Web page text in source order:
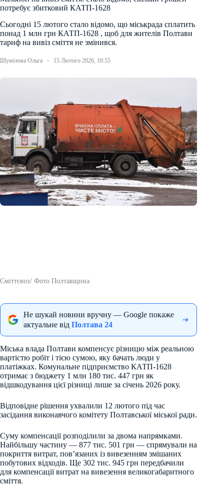
потребує збитковий КАТП-1628
Сьогодні 15 лютого стало відомо, що міськрада сплатить
понад 1 млн грн КАТП-1628 , щоб для жителів Полтави
тариф на вивіз сміття не змінився.
Шумілова Ольга 15 Лютого 2026, 10:55
Сміттєвоз/ Фото Полтавщина
Не шукай новини вручну — Google покаже
актуальне від Полтава 24
Міська влада Полтави компенсує різницю між реальною
вартістю робіт і тією сумою, яку бачать люди у
платіжках. Комунальне підприємство КАТП-1628
отримає з бюджету 1 млн 180 тис. 447 грн як
відшкодування цієї різниці лише за січень 2026 року.
Відповідне рішення ухвалили 12 лютого під час
засідання виконавчого комітету Полтавської міської ради.
Суму компенсації розподілили за двома напрямками.
Найбільшу частину — 877 тис. 501 грн — спрямували на
покриття витрат, пов’язаних із вивезенням змішаних
побутових відходів. Ще 302 тис. 945 грн передбачили
для компенсації витрат на вивезення великогабаритного
сміття.